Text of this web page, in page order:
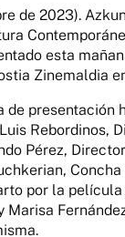
de 2023).
esta
Zinemaldia
de presentación
Rebordinos,
Pérez,
por la película
Marisa